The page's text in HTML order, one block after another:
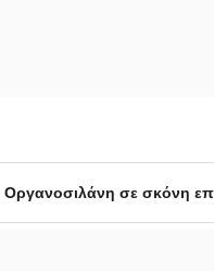
Οργανοσιλάνη σε σκόνη